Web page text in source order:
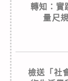
轉知：實
量尺
檢送「社